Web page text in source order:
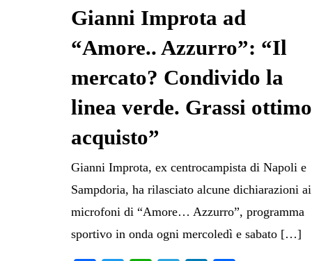
Gianni Improta ad
“Amore.. Azzurro”: “Il
mercato? Condivido la
linea verde. Grassi ottimo
acquisto”
Gianni Improta, ex centrocampista di Napoli e
Sampdoria, ha rilasciato alcune dichiarazioni ai
microfoni di “Amore… Azzurro”, programma
sportivo in onda ogni mercoledì e sabato […]